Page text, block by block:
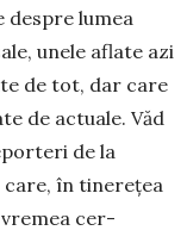
lu­mea
unele aflate azi
de tot, dar care
de actuale. Văd
de la
care, în tinerețea
vremea cer­